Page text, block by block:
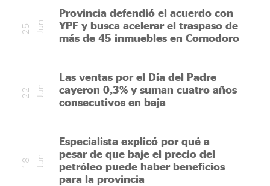
Provincia defendió el acuerdo con
YPF y busca acelerar el traspaso de
más de 45 inmuebles en Comodoro
2
5
J
u n
Las ventas por el Día del Padre
cayeron 0,3% y suman cuatro años
consecutivos en baja
2
2
J
u n
Especialista explicó por qué a
pesar de que baje el precio del
petróleo puede haber beneficios
para la provincia
1
8
J
u n